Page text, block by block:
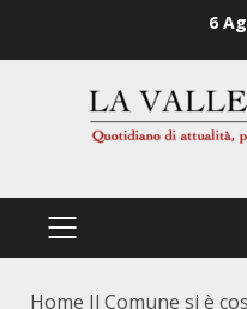
6
PRIMÄRES
Home Il Comune si è